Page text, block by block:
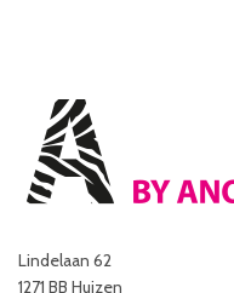
Lindelaan 62
1271 BB Huizen